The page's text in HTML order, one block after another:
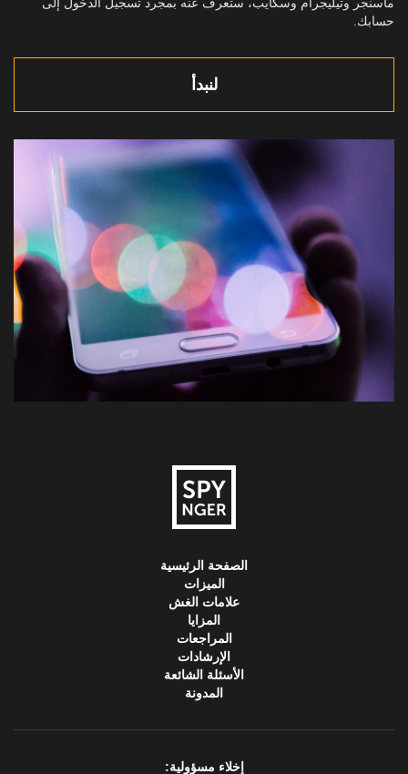
حسابك.
لنبدأ
الصفحة الرئيسية
الميزات
علامات الغش
المزايا
المراجعات
الإرشادات
الأسئلة الشائعة
المدونة
إخلاء مسؤولية: